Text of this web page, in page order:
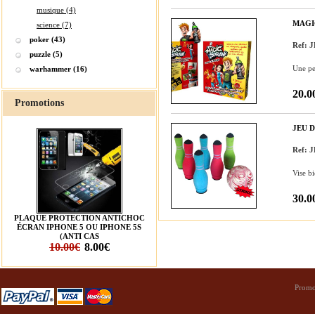
musique (4)
science (7)
poker (43)
puzzle (5)
warhammer (16)
Promotions
PLAQUE PROTECTION ANTICHOC
ÉCRAN IPHONE 5 OU IPHONE 5S
(ANTI CAS
10.00€ 8.00€
Ref:
Une
JEU
Ref:
Vise